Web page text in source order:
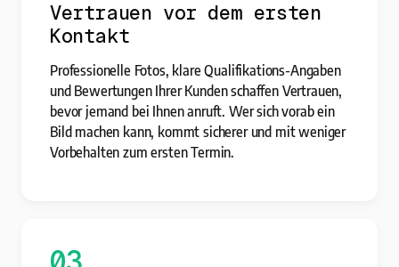
Vertrauen vor dem ersten
Kontakt
Professionelle Fotos, klare Qualifikations-Angaben
und Bewertungen Ihrer Kunden schaffen Vertrauen,
bevor jemand bei Ihnen anruft. Wer sich vorab ein
Bild machen kann, kommt sicherer und mit weniger
Vorbehalten zum ersten Termin.